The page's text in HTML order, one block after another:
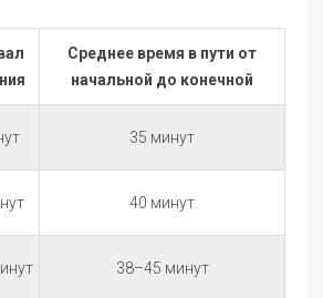
Среднее время в пути от
начальной до конечной
35 минут
40 минут
38–45 минут